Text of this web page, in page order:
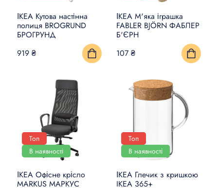
ІКЕА Кутова настінна
полиця BROGRUND
БРОГРУНД
919 ₴
ІКЕА М'яка іграшка
FABLER BJÖRN ФАБЛЕР
Б'ЄРН
107 ₴
Топ
В наявності
ІКЕА Офісне крісло
MARKUS МАРКУС
Топ
В наявності
ІКЕА Глечик з кришкою
IKEA 365+